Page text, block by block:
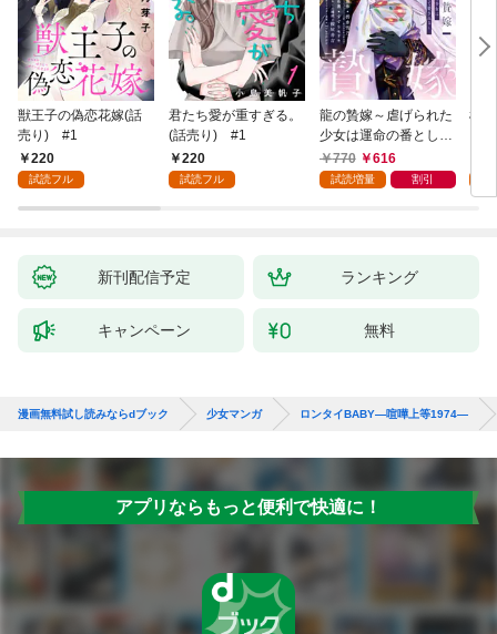
獣王子の偽恋花嫁(話
売り) #1
220
試読フル
君たち愛が重すぎる。
(話売り) #1
220
試読フル
龍の贄嫁～虐げられた
少女は運命の番として
愛される～ 1巻
770 616
試読増量 割引
桜
新刊配信予定 ランキング
キャンペーン 無料
漫画無料試し読みならdブック 少女マンガ ロンタイBABY―喧嘩上等1974―
アプリならもっと便利で快適に！